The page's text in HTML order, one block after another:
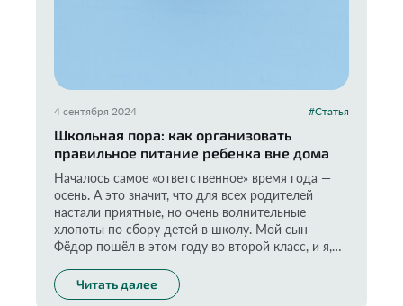
4 сентября 2024 #Статья
Школьная пора: как организовать
правильное питание ребенка вне дома
Началось самое «ответственное» время года —
осень. А это значит, что для всех родителей
настали приятные, но очень волнительные
хлопоты по сбору детей в школу. Мой сын
Фёдор пошёл в этом году во второй класс, и я,
мелочей, в том числе вопросы питания. Ведь оно
непременно должно быть полезным и
Читать далее